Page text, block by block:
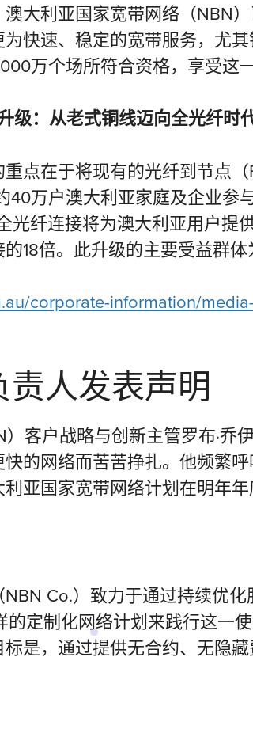
大利亚国家宽带网络（NBN
快速、稳定的宽带服务，尤
万个场所符合资格，享受这
级：从老式铜线迈向全光纤时
点在于将现有的光纤到节点
40万户澳大利亚家庭及企业
光纤连接将为澳大利亚用户
18倍。此升级的主要受益群
corporate-information/
人发表声明
客户战略与创新主管罗布·
的网络而苦苦挣扎。他频繁
亚国家宽带网络计划在明年
Co.）致力于通过持续优
定制化网络计划来践行这一
是，通过提供无合约、无隐